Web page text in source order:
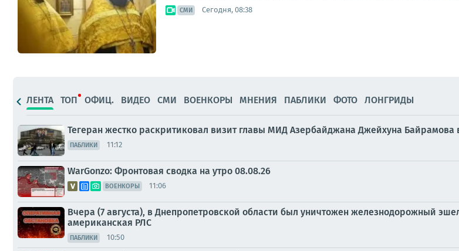
СМИ Сегодня, 08:38
ЛЕНТА ТОП ОФИЦ. ВИДЕО СМИ ВОЕНКОРЫ МНЕНИЯ ПАБЛИКИ ФОТО ЛОНГРИДЫ
Тегеран жестко раскритиковал визит главы МИД Азербайджана Джейхуна Байрамова
ПАБЛИКИ 11:12
WarGonzo: Фронтовая сводка на утро 08.08.26
ВОЕНКОРЫ 11:06
Вчера (7 августа), в Днепропетровской области был уничтожен железнодорожный
американская РЛС
ПАБЛИКИ 10:50